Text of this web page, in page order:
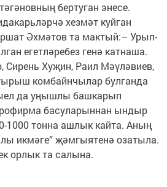
бертуган энесе.
хезмәт куйган
Әхмәтов та мактый:– Урып-
егетләребез генә катнаша.
Сирень Хуҗин, Раил Мәүләвиев,
комбайнчылар булганда
да уңышлы башкарып
басуларыннан ындыр
1000 тонна ашлык кайта. Аның
икмәге” җәмгыятенә озатыла.
орлык та салына.